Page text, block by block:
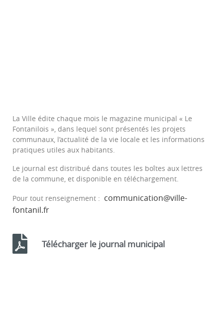
La Ville édite chaque mois le magazine municipal « Le
Fontanilois », dans lequel sont présentés les projets
communaux, l’actualité de la vie locale et les informations
pratiques utiles aux habitants.
Le journal est distribué dans toutes les boîtes aux lettres
de la commune, et disponible en téléchargement.
Pour tout renseignement : communication@ville-
fontanil.fr
Télécharger le journal municipal